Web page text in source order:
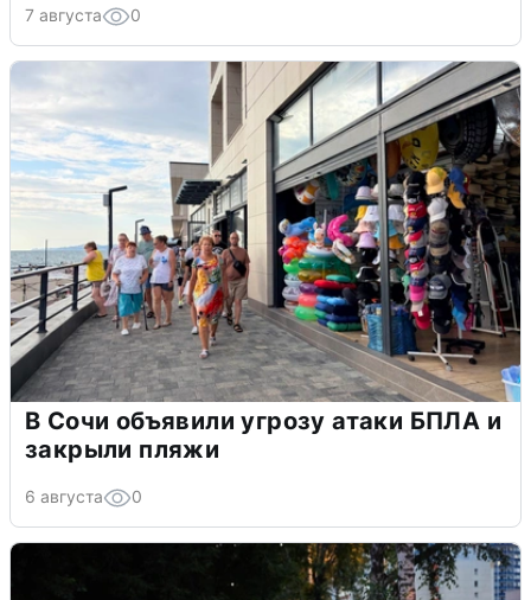
7 августа 0
В Сочи объявили угрозу атаки БПЛА и
закрыли пляжи
6 августа 0